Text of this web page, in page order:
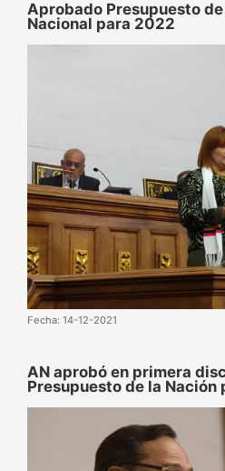
Aprobado Presupuesto
Nacional para 2022
Fecha: 14-12-2021
AN aprobó en primera
Presupuesto de la Nación